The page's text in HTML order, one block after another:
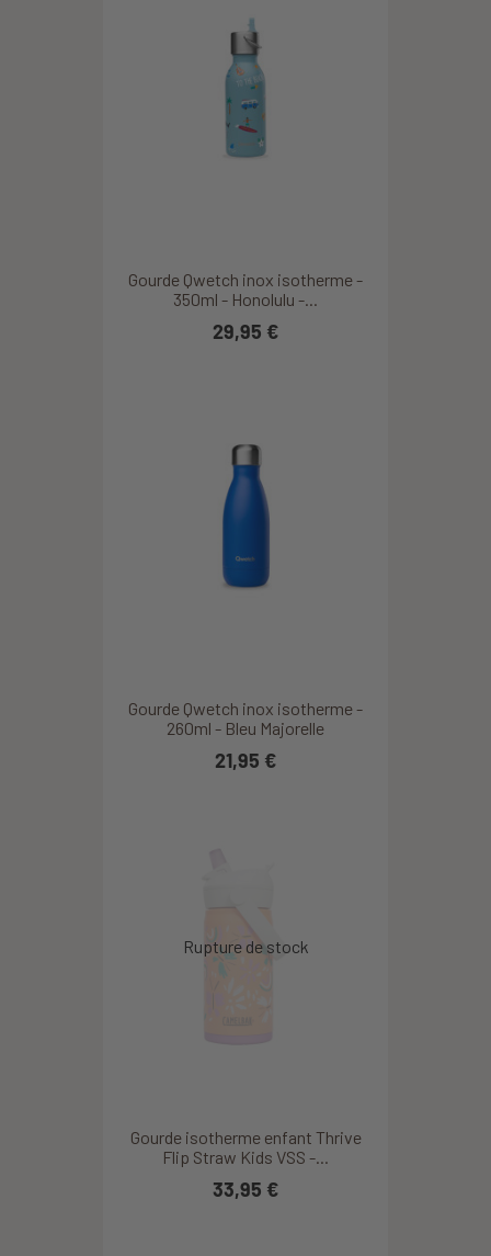
Gourde Qwetch inox isotherme -
350ml - Honolulu -...
29,95 €
Gourde Qwetch inox isotherme -
260ml - Bleu Majorelle
21,95 €
Gourde isotherme enfant Thrive
Flip Straw Kids VSS -...
33,95 €